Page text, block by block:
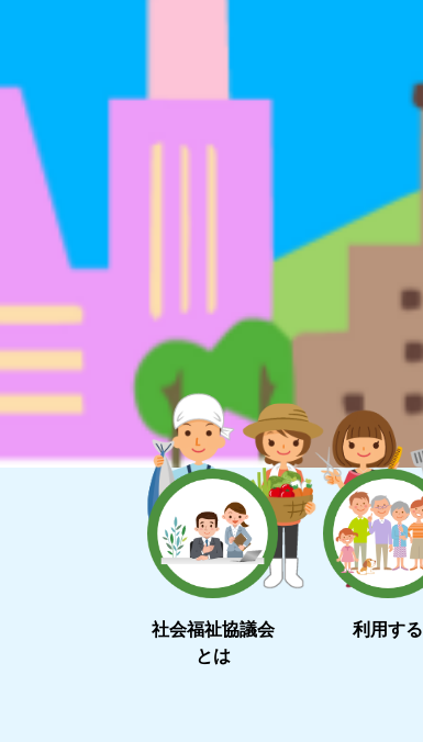
社会福祉協議会
とは
利用する